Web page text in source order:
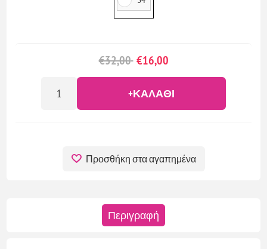
€32,00 €16,00
+ΚΑΛΆΘΙ
Προσθήκη στα αγαπημένα
Περιγραφή